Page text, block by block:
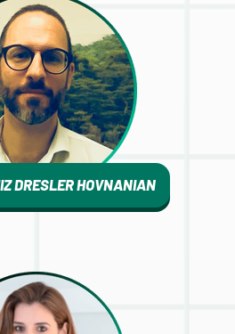
DRESLER HOVNANIAN